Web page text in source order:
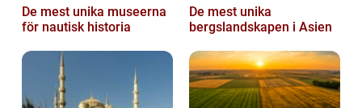
De mest unika museerna
för nautisk historia
De mest unika
bergslandskapen i Asien